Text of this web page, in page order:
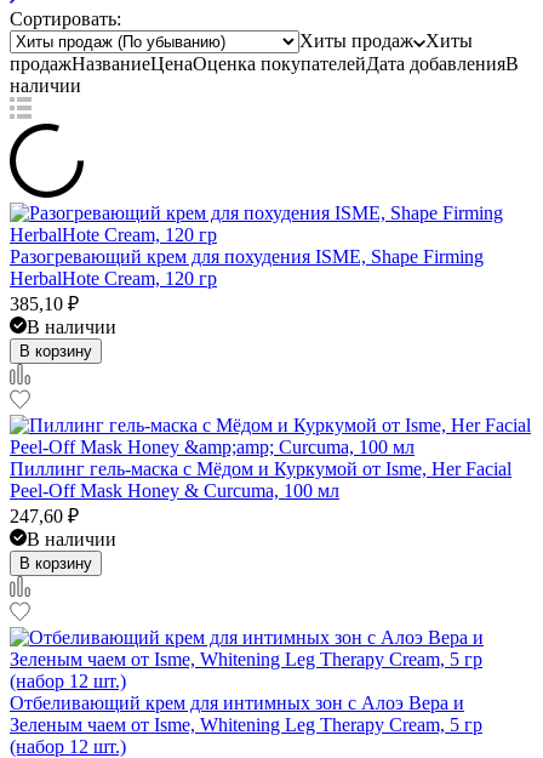
Сортировать:
Хиты продаж
Хиты
продажНазваниеЦенаОценка покупателейДата добавленияВ
наличии
Разогревающий крем для похудения ISME, Shape Firming
HerbalHote Cream, 120 гр
385,10 ₽
В наличии
В корзину
Пиллинг гель-маска с Мёдом и Куркумой от Isme, Her Facial
Peel-Off Mask Honey & Curcuma, 100 мл
247,60 ₽
В наличии
В корзину
Отбеливающий крем для интимных зон с Алоэ Вера и
Зеленым чаем от Isme, Whitening Leg Therapy Cream, 5 гр
(набор 12 шт.)